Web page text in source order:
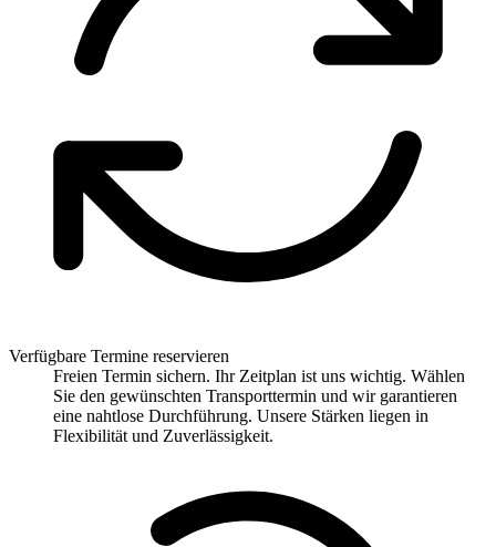
Verfügbare Termine reservieren
Freien Termin sichern. Ihr Zeitplan ist uns wichtig. Wählen
Sie den gewünschten Transporttermin und wir garantieren
eine nahtlose Durchführung. Unsere Stärken liegen in
Flexibilität und Zuverlässigkeit.